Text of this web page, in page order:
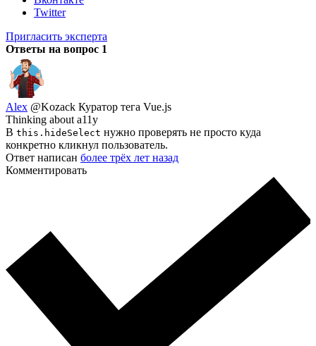
Twitter
Пригласить эксперта
Ответы на вопрос 1
Alex @Kozack Куратор тега Vue.js
Thinking about a11y
В this.hideSelect нужно проверять не просто куда
конкретно кликнул пользователь.
Ответ написан более трёх лет назад
Комментировать